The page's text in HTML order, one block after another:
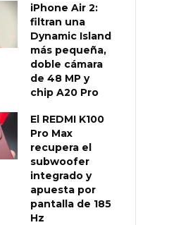
iPhone Air 2:
filtran una
Dynamic Island
más pequeña,
doble cámara
de 48 MP y
chip A20 Pro
El REDMI K100
Pro Max
recupera el
subwoofer
integrado y
apuesta por
pantalla de 185
Hz